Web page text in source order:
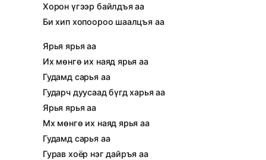
Хорон үгээр байлдъя аа
Би хип хопоороо шаалцъя аа
Ярья ярья аа
Их мөнгө их наяд ярья аа
Гудамд сарья аа
Гударч дуусаад бүгд харья аа
Ярья ярья аа
Мх мөнгө их наяд ярья аа
Гудамд сарья аа
Гурав хоёр нэг дайръя аа